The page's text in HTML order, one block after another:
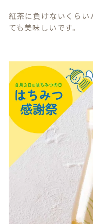
紅茶に負けないくらい
ても美味しいです。